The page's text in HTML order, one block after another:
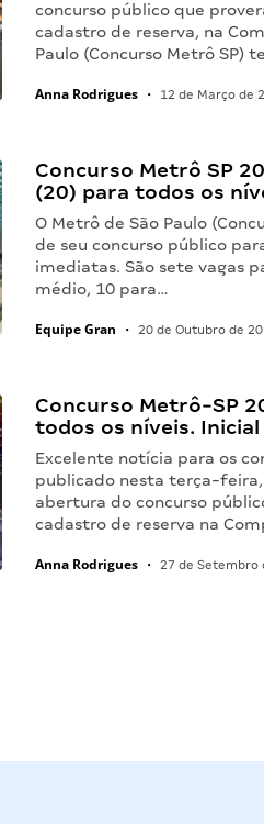
concurso público que
cadastro de reserva, na
Paulo (Concurso Metrô SP)
Anna Rodrigues • 12 de Março de
Concurso Metrô SP
(20) para todos os
O Metrô de São Paulo
de seu concurso público
imediatas. São sete vagas
médio, 10 para…
Equipe Gran • 20 de Outubro de
Concurso Metrô-SP
todos os níveis. Inicial
Excelente notícia para os
publicado nesta terça-
abertura do concurso
cadastro de reserva na
Anna Rodrigues • 27 de Setembro